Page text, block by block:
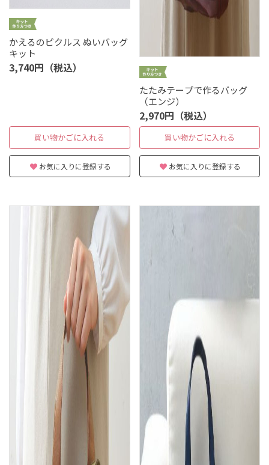
かえるのピクルス ぬいバッグ
キット
3,740円（税込）
買い物かごに入れる
お気に入りに登録する
たたみテープで作るバッグ
（エンジ）
2,970円（税込）
買い物かごに入れる
お気に入りに登録する